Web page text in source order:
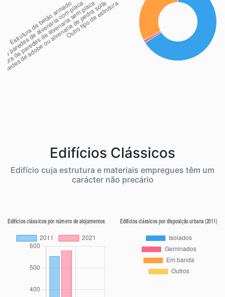
Edifícios Clássicos
Edifício cuja estrutura e materiais empregues têm um
carácter não precário